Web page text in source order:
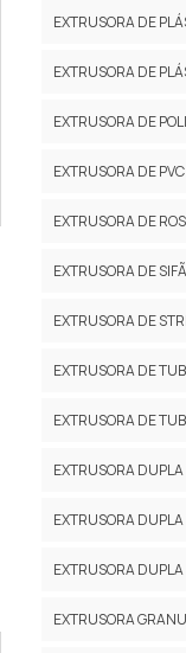
EXTRUSORA DE
EXTRUSORA DE
EXTRUSORA DE
EXTRUSORA DE PVC
EXTRUSORA DE
EXTRUSORA DE
EXTRUSORA DE
EXTRUSORA DE
EXTRUSORA DE
EXTRUSORA
EXTRUSORA
EXTRUSORA
EXTRUSORA